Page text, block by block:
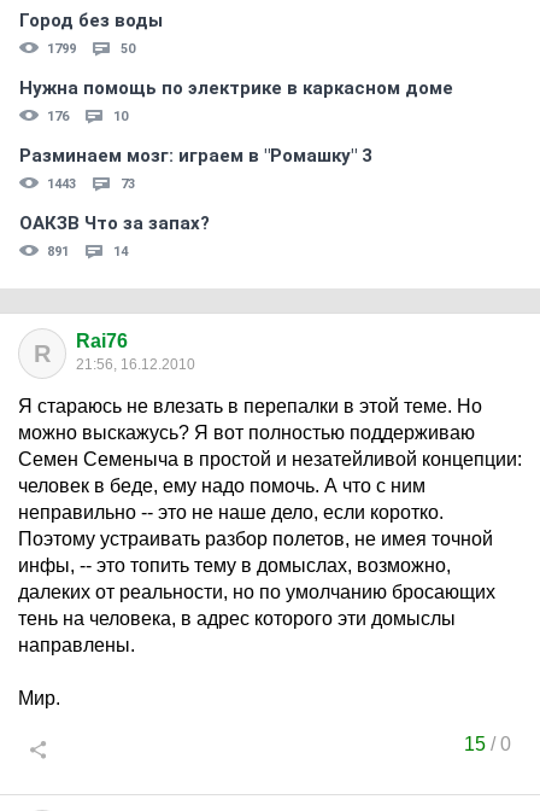
Город без воды
1799 50
Нужна помощь по электрике в каркасном доме
176 10
Разминаем мозг: играем в "Ромашку" 3
1443 73
ОАКЗВ Что за запах?
891 14
R Rai76
21:56, 16.12.2010
Я стараюсь не влезать в перепалки в этой теме. Но
можно выскажусь? Я вот полностью поддерживаю
Семен Семеныча в простой и незатейливой концепции:
человек в беде, ему надо помочь. А что с ним
неправильно -- это не наше дело, если коротко.
Поэтому устраивать разбор полетов, не имея точной
инфы, -- это топить тему в домыслах, возможно,
далеких от реальности, но по умолчанию бросающих
тень на человека, в адрес которого эти домыслы
направлены.
Мир.
15 /0